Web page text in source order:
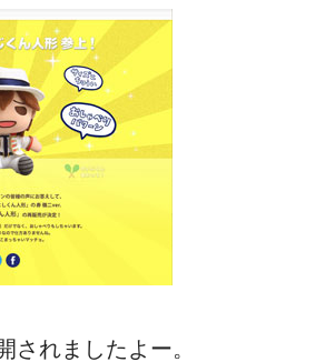
されましたよー。